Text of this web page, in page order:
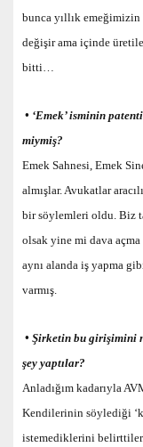
bunca yıllık
değişir ama içinde
bitti…
• ‘Emek’ isminin
miymiş?
Emek Sahnesi, Emek
almışlar. Avukatlar
bir söylemleri oldu. Biz
olsak yine mi dava
aynı alanda iş yapma
varmış.
• Şirketin bu girişimini
şey yaptılar?
Anladığım kadarıyla
Kendilerinin söylediği
istemediklerini belirttiler.